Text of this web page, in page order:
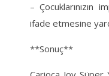
– Çocuklarınızın
ifade etmesine
**Sonuç**